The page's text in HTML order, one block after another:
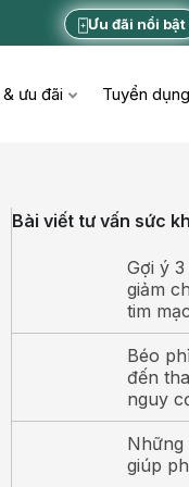
Ưu đãi nổi bật
ưu đãi Tuyển dụng
Bài viết tư vấn sức
Gợi ý
giảm
tim
Béo
đến
nguy
Những
giúp